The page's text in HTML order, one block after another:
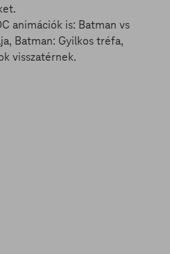
animációk is: Batman vs
Batman: Gyilkos tréfa,
visszatérnek.